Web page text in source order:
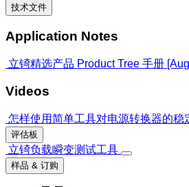
技术文件
Application Notes
立锜精选产品 Product Tree 手册
Videos
怎样使用简单工具对电源转换器的稳
评估板
立锜负载瞬变测试工具
样品 & 订购